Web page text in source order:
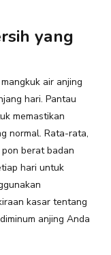
yang
air anjing
hari. Pantau
memastikan
normal. Rata-rata,
berat badan
hari untuk
kasar tentang
anjing Anda